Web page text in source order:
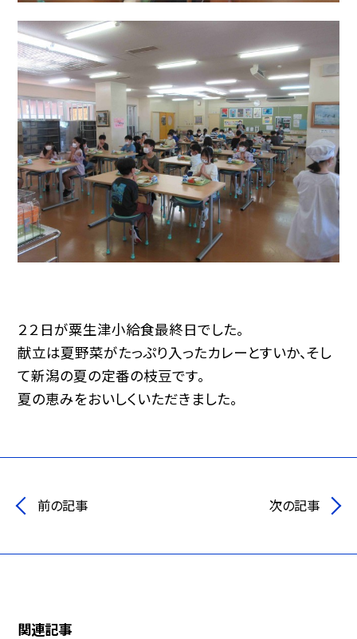
２２日が粟生津小給食最終日でした。
献立は夏野菜がたっぷり入ったカレーとすいか、そし
て新潟の夏の定番の枝豆です。
夏の恵みをおいしくいただきました。
前の記事 次の記事
関連記事